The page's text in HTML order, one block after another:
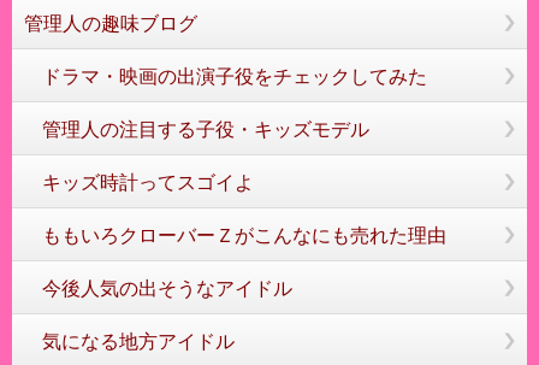
管理人の趣味ブログ
ドラマ・映画の出演子役をチェックしてみた
管理人の注目する子役・キッズモデル
キッズ時計ってスゴイよ
ももいろクローバーＺがこんなにも売れた理由
今後人気の出そうなアイドル
気になる地方アイドル